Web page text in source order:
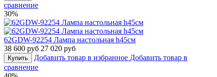
сравнение
30%
62GDW-92254 Лампа настольная h45см
38 600 руб 27 020 руб
Купить Добавить товар в избранное Добавить товар в
сравнение